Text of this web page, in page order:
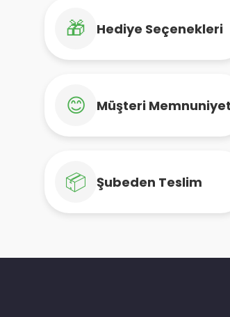
🎁 Hediye Seçenekleri
😊 Müşteri
📦 Şubeden Teslim